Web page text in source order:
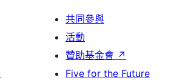
共同參與
活動
贊助基金會 ↗
Five for the Future